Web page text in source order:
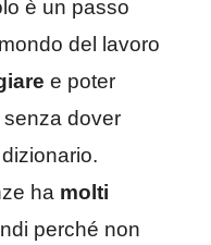
è un passo
del lavoro
e poter
senza dover
ha molti
perché non